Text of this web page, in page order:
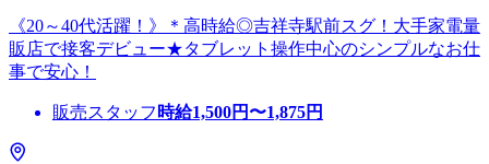
《20～40代活躍！》＊高時給◎吉祥寺駅前スグ！大手家電量
販店で接客デビュー★タブレット操作中心のシンプルなお仕
事で安心！
販売スタッフ 時給1,500円〜1,875円